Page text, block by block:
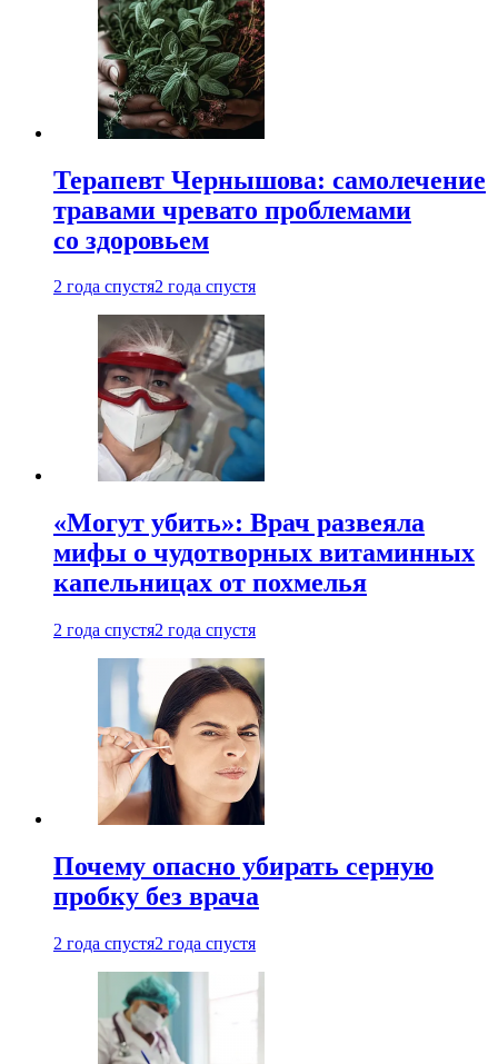
Терапевт Чернышова: самолечение
травами чревато проблемами
со здоровьем
2 года спустя2 года спустя
«Могут убить»: Врач развеяла
мифы о чудотворных витаминных
капельницах от похмелья
2 года спустя2 года спустя
Почему опасно убирать серную
пробку без врача
2 года спустя2 года спустя